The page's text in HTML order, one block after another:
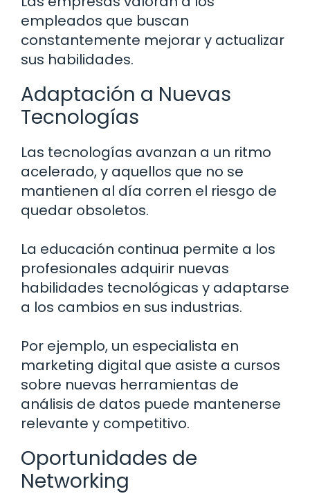
empleados que buscan
constantemente mejorar y actualizar
sus habilidades.
Adaptación a Nuevas
Tecnologías
Las tecnologías avanzan a un ritmo
acelerado, y aquellos que no se
mantienen al día corren el riesgo de
quedar obsoletos.
La educación continua permite a los
profesionales adquirir nuevas
habilidades tecnológicas y adaptarse
a los cambios en sus industrias.
Por ejemplo, un especialista en
marketing digital que asiste a cursos
sobre nuevas herramientas de
análisis de datos puede mantenerse
relevante y competitivo.
Oportunidades de
Networking